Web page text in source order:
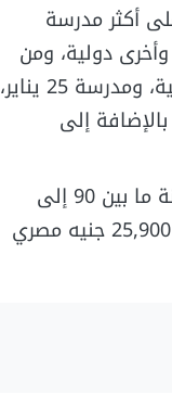
أكثر مدرسة
دولية، ومن
أشهرها المدرسة العسكرية الرياضية، ومدرسة 25 يناير،
إلى
تتراوح مساحات الوحدات في المدينة ما بين 90 إلى
400 متر مربع، كما تبدأ الأسعار من 25,900 جنيه مصري